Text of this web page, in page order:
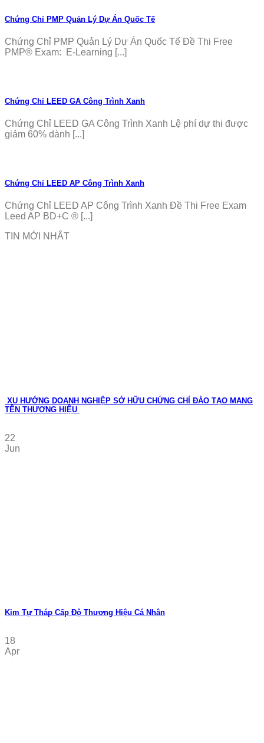
Chứng Chỉ PMP Quản Lý Dự Án Quốc Tế
Chứng Chỉ PMP Quản Lý Dự Án Quốc Tế Đề Thi Free
PMP® Exam: E-Learning [...]
Chứng Chỉ LEED GA Công Trình Xanh
Chứng Chỉ LEED GA Công Trình Xanh Lệ phí dự thi được
giảm 60% dành [...]
Chứng Chỉ LEED AP Công Trình Xanh
Chứng Chỉ LEED AP Công Trình Xanh Đề Thi Free Exam
Leed AP BD+C ® [...]
TIN MỚI NHẤT
XU HƯỚNG DOANH NGHIỆP SỞ HỮU CHỨNG CHỈ ĐÀO TẠO MANG
TÊN THƯƠNG HIỆU
22
Jun
Kim Tự Tháp Cấp Độ Thương Hiệu Cá Nhân
18
Apr